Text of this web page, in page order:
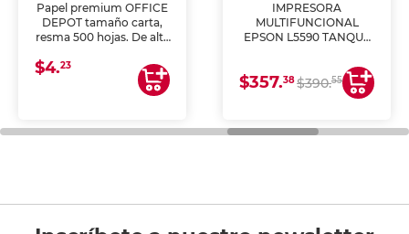
Papel premium OFFICE
DEPOT tamaño carta,
resma 500 hojas. De alta
uniforme, ideal para
impresoras de inyección
de tinta y láser,
general de oficina.
$4.23
IMPRESORA
MULTIFUNCIONAL
EPSON L5590 TANQUE
COPIA Y ESCANEA)
$357.38$390.55